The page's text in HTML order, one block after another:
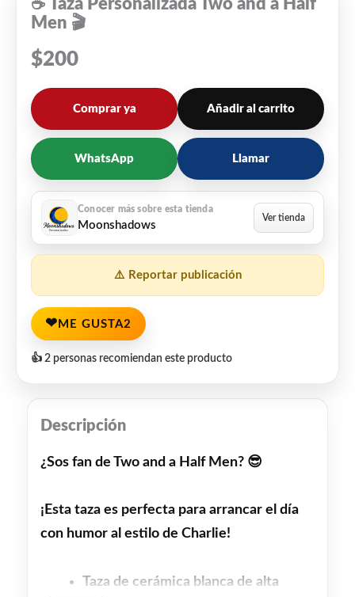
☕ Taza Personalizada Two and a Half
Men 🎬
$200
Comprar ya Añadir al carrito
WhatsApp Llamar
Moonshadows
⚠️ Reportar publicación
❤ ME GUSTA2
👍 2 personas recomiendan este producto
Descripción
¿Sos fan de Two and a Half Men? 😎
¡Esta taza es perfecta para arrancar el día
con humor al estilo de Charlie!
Taza de cerámica blanca de alta